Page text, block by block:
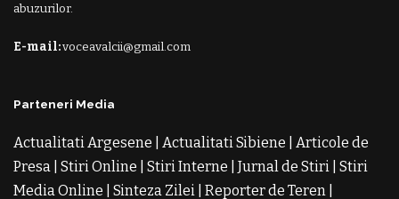
abuzurilor.
E-mail:voceavalcii@gmail.com
Parteneri Media
Actualitati Argesene Actualitati Sibiene
Articole de
Presa Stiri Online Stiri Interne Jurnal de Stiri Stiri
Media Online
Sinteza Zilei Reporter de Teren